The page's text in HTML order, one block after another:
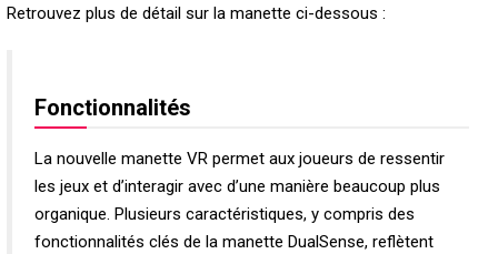
Retrouvez plus de détail sur la manette ci-dessous :
Fonctionnalités
La nouvelle manette VR permet aux joueurs de ressentir
les jeux et d’interagir avec d’une manière beaucoup plus
organique. Plusieurs caractéristiques, y compris des
fonctionnalités clés de la manette DualSense, reflètent